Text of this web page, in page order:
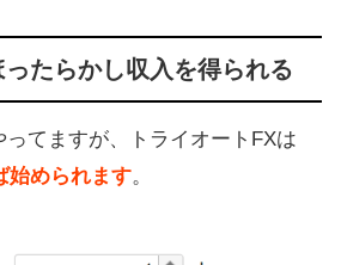
たらかし収入を得られる
てますが、トライオートFXは
始められます。